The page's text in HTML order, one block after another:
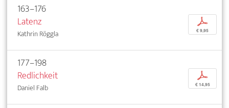
163–176
Latenz
Kathrin Röggla
p
€ 9,95
177–198
Redlichkeit
Daniel Falb
p
€ 14,95